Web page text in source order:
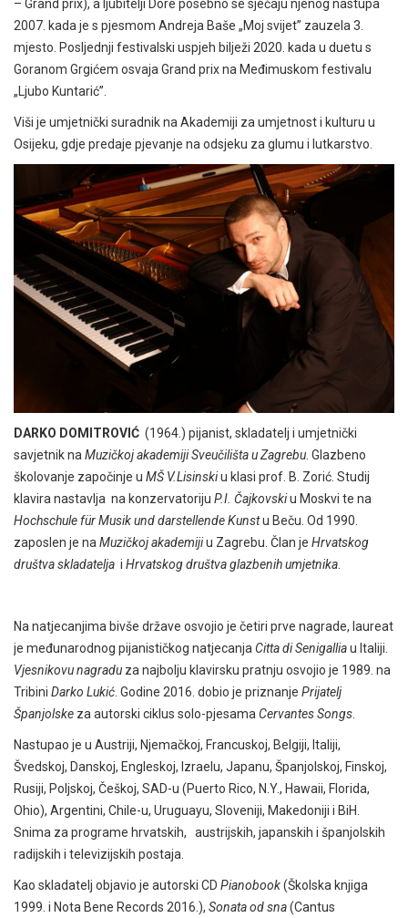
– Grand prix), a ljubitelji Dore posebno se sjećaju njenog nastupa
2007. kada je s pjesmom Andreja Baše „Moj svijet” zauzela 3.
mjesto. Posljednji festivalski uspjeh bilježi 2020. kada u duetu s
Goranom Grgićem osvaja Grand prix na Međimuskom festivalu
„Ljubo Kuntarić”.
Viši je umjetnički suradnik na Akademiji za umjetnost i kulturu u
Osijeku, gdje predaje pjevanje na odsjeku za glumu i lutkarstvo.
DARKO DOMITROVIĆ (1964.) pijanist, skladatelj i umjetnički
savjetnik na Muzičkoj akademiji Sveučilišta u Zagrebu . Glazbeno
školovanje započinje u MŠ V.Lisinskiu klasi prof. B. Zorić. Studij
klavira nastavlja na konzervatoriju P.I. Čajkovskiu Moskvi te na
Hochschule für Musik und darstellende Kunstu Beču. Od 1990.
zaposlen je na Muzičkoj akademijiu Zagrebu. Član je Hrvatskog
društva skladatelja i Hrvatskog društva glazbenih umjetnika
Na natjecanjima bivše države osvojio je četiri prve nagrade, laureat
je međunarodnog pijanističkog natjecanja Citta di Senigalliau Italiji.
Vjesnikovu nagradu za najbolju klavirsku pratnju osvojio je 1989. na
Tribini Darko Lukić . Godine 2016. dobio je priznanje Prijatelj
Španjolske za autorski ciklus solo-pjesama Cervantes Songs
Nastupao je u Austriji, Njemačkoj, Francuskoj, Belgiji, Italiji,
Švedskoj, Danskoj, Engleskoj, Izraelu, Japanu, Španjolskoj, Finskoj,
Rusiji, Poljskoj, Češkoj, SAD-u (Puerto Rico, N.Y., Hawaii, Florida,
Ohio), Argentini, Chile-u, Uruguayu, Sloveniji, Makedoniji i BiH.
Snima za programe hrvatskih, austrijskih, japanskih i španjolskih
radijskih i televizijskih postaja.
Kao skladatelj objavio je autorski CD Pianobook(Školska knjiga
1999. i Nota Bene Records 2016.), Sonata od sna(Cantus